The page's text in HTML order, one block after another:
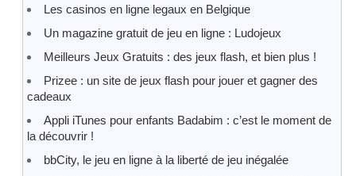
Les casinos en ligne legaux en Belgique
Un magazine gratuit de jeu en ligne : Ludojeux
Meilleurs Jeux Gratuits : des jeux flash, et bien plus !
Prizee : un site de jeux flash pour jouer et gagner des
cadeaux
Appli iTunes pour enfants Badabim : c’est le moment de
la découvrir !
bbCity, le jeu en ligne à la liberté de jeu inégalée